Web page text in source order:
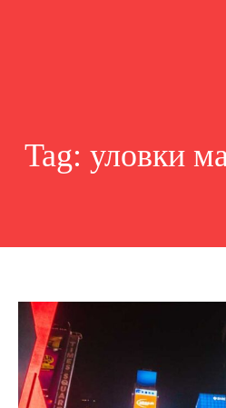
Tag: уловки